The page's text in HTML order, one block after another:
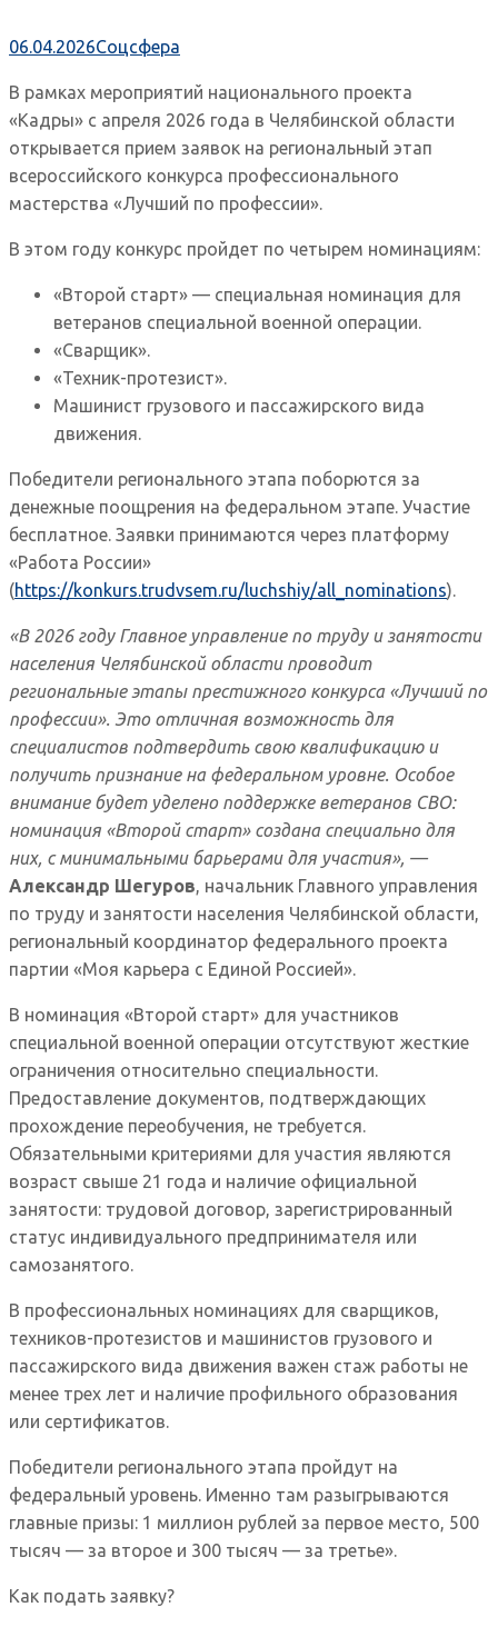
06.04.2026Соцсфера
В рамках мероприятий национального проекта
«Кадры» с апреля 2026 года в Челябинской области
открывается прием заявок на региональный этап
всероссийского конкурса профессионального
мастерства «Лучший по профессии».
В этом году конкурс пройдет по четырем номинациям:
«Второй старт» — специальная номинация для
ветеранов специальной военной операции.
«Сварщик».
«Техник-протезист».
Машинист грузового и пассажирского вида
движения.
Победители регионального этапа поборются за
денежные поощрения на федеральном этапе. Участие
бесплатное. Заявки принимаются через платформу
«Работа России»
(https://konkurs.trudvsem.ru/luchshiy/all_nominations).
«В 2026 году Главное управление по труду и занятости
населения Челябинской области проводит
региональные этапы престижного конкурса «Лучший по
профессии». Это отличная возможность для
специалистов подтвердить свою квалификацию и
получить признание на федеральном уровне. Особое
внимание будет уделено поддержке ветеранов СВО:
номинация «Второй старт» создана специально для
них, с минимальными барьерами для участия», —
Александр Шегуров, начальник Главного управления
по труду и занятости населения Челябинской области,
региональный координатор федерального проекта
партии «Моя карьера с Единой Россией».
В номинация «Второй старт» для участников
специальной военной операции отсутствуют жесткие
ограничения относительно специальности.
Предоставление документов, подтверждающих
прохождение переобучения, не требуется.
Обязательными критериями для участия являются
возраст свыше 21 года и наличие официальной
занятости: трудовой договор, зарегистрированный
статус индивидуального предпринимателя или
самозанятого.
В профессиональных номинациях для сварщиков,
техников-протезистов и машинистов грузового и
пассажирского вида движения важен стаж работы не
менее трех лет и наличие профильного образования
или сертификатов.
Победители регионального этапа пройдут на
федеральный уровень. Именно там разыгрываются
главные призы: 1 миллион рублей за первое место, 500
тысяч — за второе и 300 тысяч — за третье».
Как подать заявку?